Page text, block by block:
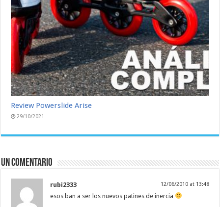
Review Powerslide Arise
29/10/2021
Un comentario
rubi2333 12/06/2010 at 13:48
esos ban a ser los nuevos patines de inercia